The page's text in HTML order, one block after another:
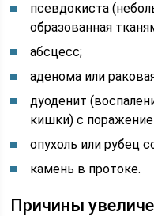
псевдокиста
образованная
абсцесс;
аденома или
дуоденит
кишки) с
опухоль или рубец
камень в протоке.
Причины